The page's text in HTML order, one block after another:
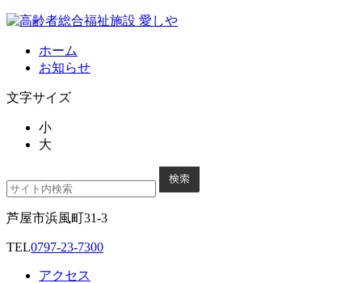
ホーム
お知らせ
文字サイズ
小
大
芦屋市浜風町31-3
TEL0797-23-7300
アクセス